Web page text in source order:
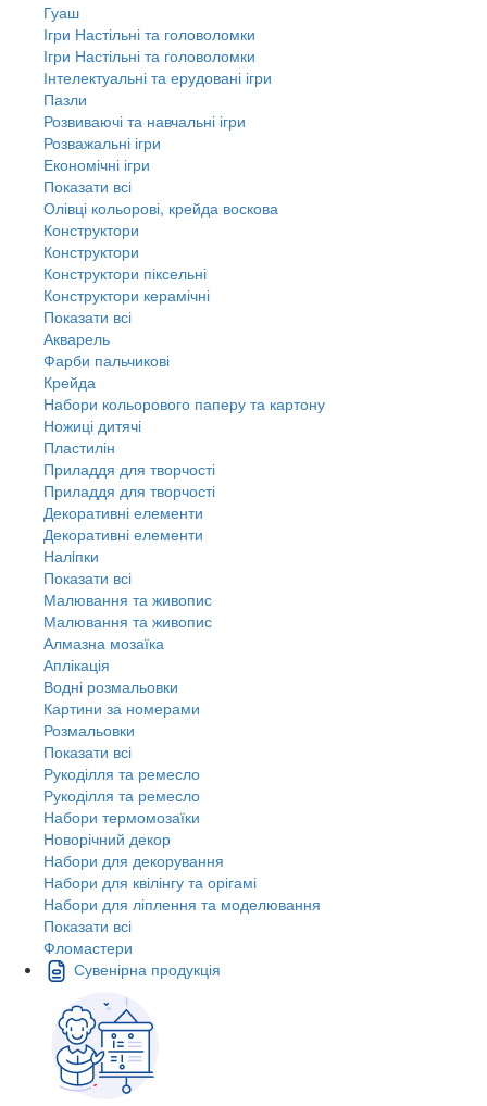
Гуаш
Ігри Настільні та головоломки
Ігри Настільні та головоломки
Інтелектуальні та ерудовані ігри
Пазли
Розвиваючі та навчальні ігри
Розважальні ігри
Економічні ігри
Показати всі
Олівці кольорові, крейда воскова
Конструктори
Конструктори
Конструктори піксельні
Конструктори керамічні
Показати всі
Акварель
Фарби пальчикові
Крейда
Набори кольорового паперу та картону
Ножиці дитячі
Пластилін
Приладдя для творчості
Приладдя для творчості
Декоративні елементи
Декоративні елементи
Налiпки
Показати всі
Малювання та живопис
Малювання та живопис
Алмазна мозаїка
Аплікація
Водні розмальовки
Картини за номерами
Розмальовки
Показати всі
Рукоділля та ремесло
Рукоділля та ремесло
Набори термомозаїки
Новорічний декор
Набори для декорування
Набори для квілінгу та орігамі
Набори для ліплення та моделювання
Показати всі
Фломастери
Сувенірна продукція